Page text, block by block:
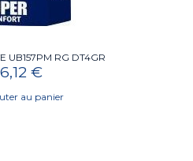
UB157PM RG DT4GR
€
au panier